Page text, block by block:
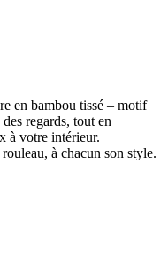
en bambou tissé – motif
regards, tout en
à votre intérieur.
à chacun son style.